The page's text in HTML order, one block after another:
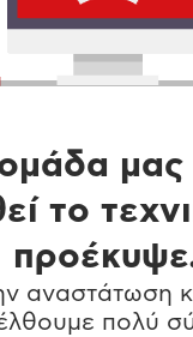
μας
το
αναστάτωση
πολύ